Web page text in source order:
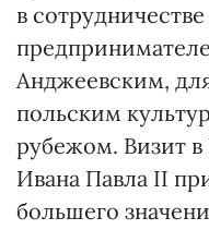
в
Анджеевским,
польским
рубежом. Визит в
Ивана Павла ІІ
большего